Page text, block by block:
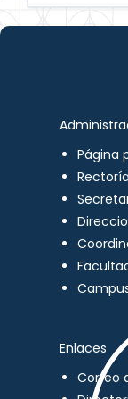
Página
Rectoría
Enlaces
Correo